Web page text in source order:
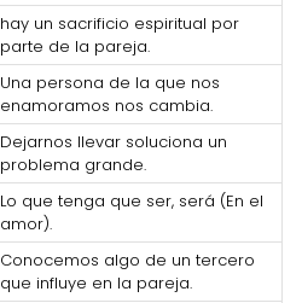
hay un sacrificio espiritual por
parte de la pareja.
Una persona de la que nos
enamoramos nos cambia.
Dejarnos llevar soluciona un
problema grande.
Lo que tenga que ser, será (En el
amor).
Conocemos algo de un tercero
que influye en la pareja.